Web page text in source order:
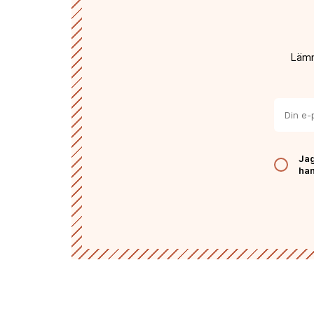
Languedoc, Jura och Provence. Nyckeln till
urval av druvor (varav några från enskilda